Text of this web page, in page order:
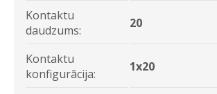
Kontaktu
daudzums:
20
Kontaktu
konfigurācija:
1x20